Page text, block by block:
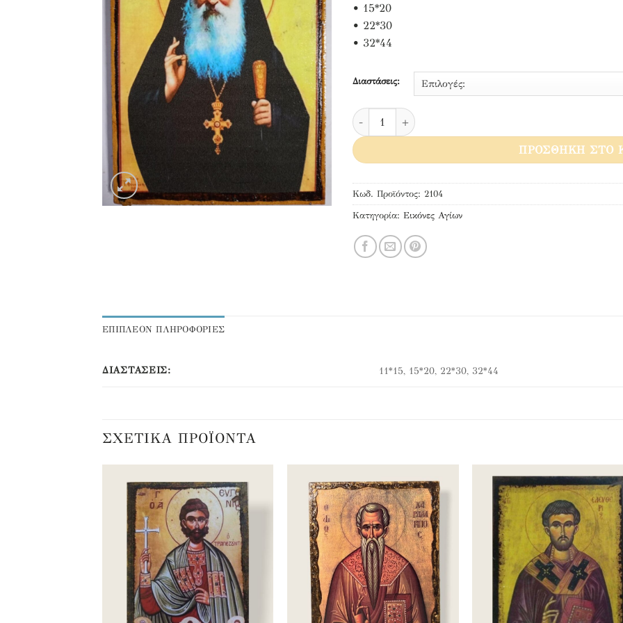
• 15*20
• 22*30
• 32*44
Διαστάσεις:
Άγιος Ιάκωβος ο εν Ευβοία ποσότητα
ΠΡΟΣΘΉΚΗ ΣΤΟ
Κωδ. Προϊόντος: 2104
Κατηγορία: Εικόνες Αγίων
ΕΠΙΠΛΕΟΝ ΠΛΗΡΟΦΟΡΙΕΣ
ΔΙΑΣΤΆΣΕΙΣ: 11*15, 15*20, 22*30, 32*44
ΣΧΕΤΙΚΆ ΠΡΟΪΌΝΤΑ
Προσθήκη
στα
αγαπημένα
Προσθήκη
στα
αγαπημένα
στα